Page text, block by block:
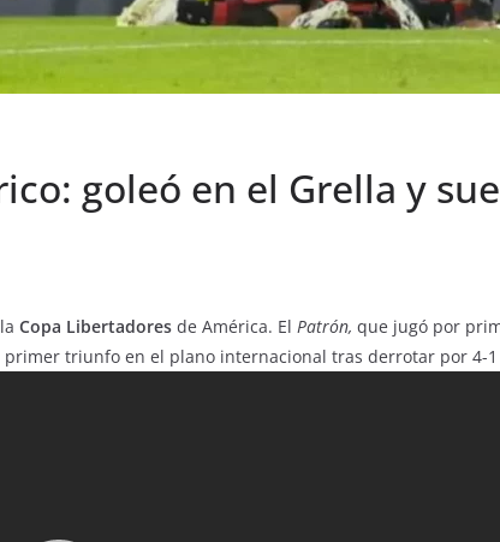
goleó en el Grella y
Copa Libertadores de América. El Patrón, que jugó por
triunfo en el plano internacional tras derrotar por 4-